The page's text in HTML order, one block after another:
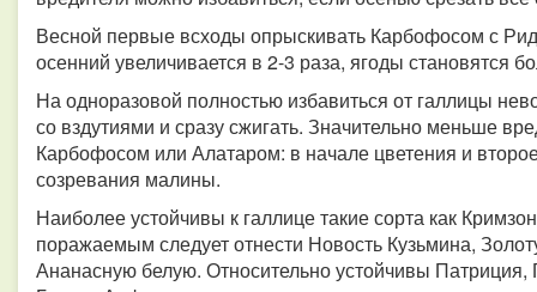
Весной первые всходы опрыскивать Карбофосом с
осенний увеличивается в 2-3 раза, ягоды становятся
На одноразовой полностью избавиться от галлицы
со вздутиями и сразу сжигать. Значительно меньше
Карбофосом или Алатаром: в начале цветения и
созревания малины.
Наиболее устойчивы к галлице такие сорта как
поражаемым следует отнести Новость Кузьмина,
Ананасную белую. Относительно устойчивы